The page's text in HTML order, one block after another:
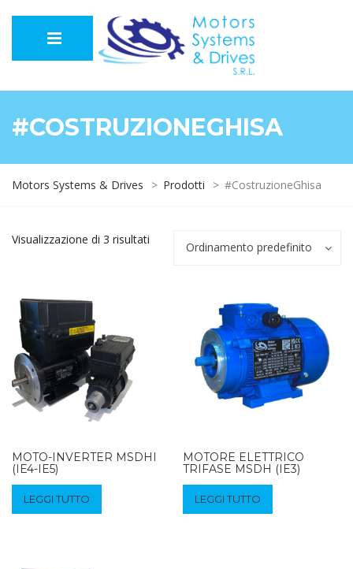
#COSTRUZIONEGHISA
Motors Systems & Drives > Prodotti > #CostruzioneGhisa
Visualizzazione di 3 risultati
Ordinamento predefinito
MOTO-INVERTER MSDHI
(IE4-IE5)
LEGGI TUTTO
MOTORE ELETTRICO
TRIFASE MSDH (IE3)
LEGGI TUTTO